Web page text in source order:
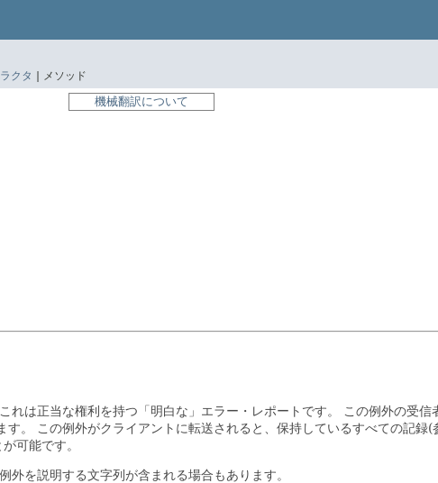
クタ | メソッド
機械翻訳について
これは正当な権利を持つ「明白な」エラー・レポートです。
この例外の受信
。
この例外がクライアントに転送されると、保持しているすべての記録
可能です。
例外を説明する文字列が含まれる場合もあります。